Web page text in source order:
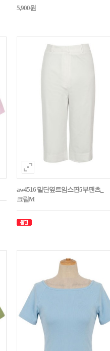
5,900원
aw4516 밑단옆트임스판5부팬츠_
크림M